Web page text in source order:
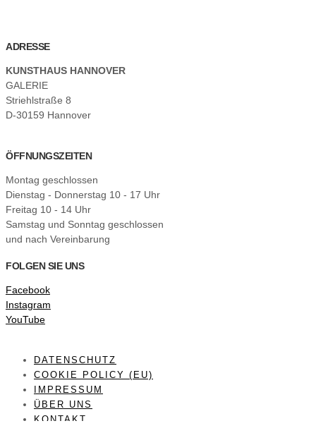
ADRESSE
KUNSTHAUS HANNOVER
GALERIE
Striehlstraße 8
D-30159 Hannover
ÖFFNUNGSZEITEN
Montag geschlossen
Dienstag - Donnerstag 10 - 17 Uhr
Freitag 10 - 14 Uhr
Samstag und Sonntag geschlossen
und nach Vereinbarung
FOLGEN SIE UNS
Facebook
Instagram
YouTube
DATENSCHUTZ
COOKIE POLICY (EU)
IMPRESSUM
ÜBER UNS
KONTAKT